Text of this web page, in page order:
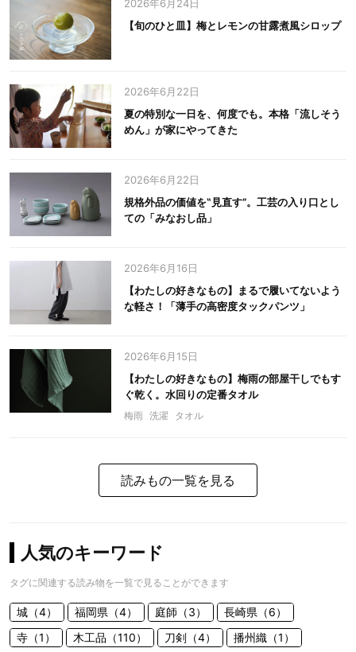
2026年6月24日
【旬のひと皿】梅とレモンの甘露煮風シロップ
2026年6月22日
夏の特別な一日を、何度でも。本格「流しそう
めん」が家にやってきた
2026年6月22日
規格外品の価値を‟見直す”。工芸の入り口とし
ての「みなおし品」
2026年6月16日
【わたしの好きなもの】まるで履いてないよう
な軽さ！「薄手の高密度タックパンツ」
2026年6月15日
【わたしの好きなもの】梅雨の部屋干しでもす
ぐ乾く。水回りの定番タオル
梅雨 洗濯 タオル
読みもの一覧を見る
人気のキーワード
タグに関連する読み物を一覧で見ることができます
城（4） 福岡県（4） 庭師（3）
長崎県（6）
寺（1）
木工品（110） 刀剣（4）
播州織（1）